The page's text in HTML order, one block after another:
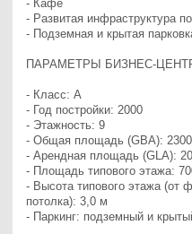
- Кафе
- Развитая инфраструктура
- Подземная и крытая
ПАРАМЕТРЫ БИЗНЕС-
- Класс: A
- Год постройки: 2000
- Этажность: 9
- Общая площадь (GBA):
- Арендная площадь (GLA):
- Площадь типового этажа:
- Высота типового этажа (от
потолка): 3,0 м
- Паркинг: подземный и